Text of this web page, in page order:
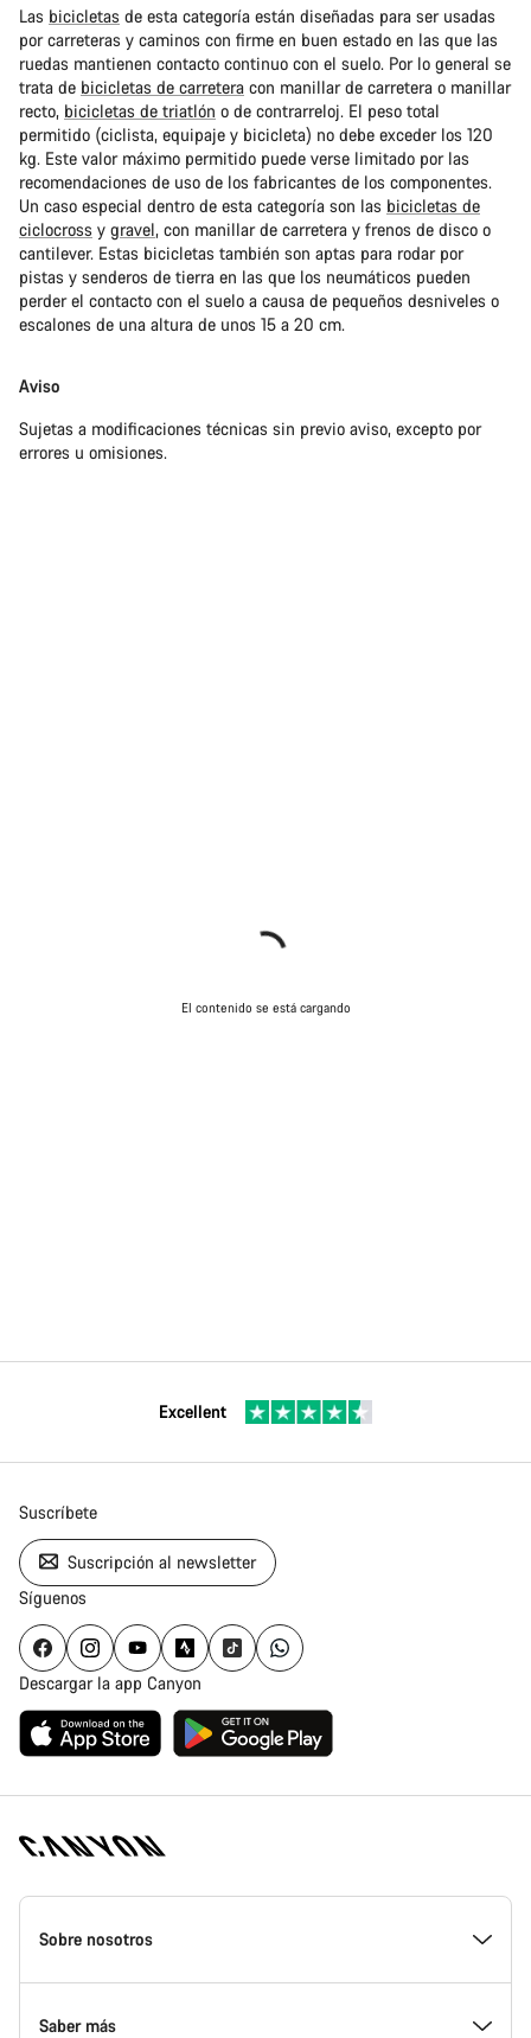
Las bicicletas de esta categoría están diseñadas para ser usadas
por carreteras y caminos con firme en buen estado en las que las
ruedas mantienen contacto continuo con el suelo. Por lo general se
trata de bicicletas de carretera con manillar de carretera o manillar
recto, bicicletas de triatlón o de contrarreloj. El peso total
permitido (ciclista, equipaje y bicicleta) no debe exceder los 120
kg. Este valor máximo permitido puede verse limitado por las
recomendaciones de uso de los fabricantes de los componentes.
Un caso especial dentro de esta categoría son las bicicletas de
ciclocross y gravel, con manillar de carretera y frenos de disco o
cantilever. Estas bicicletas también son aptas para rodar por
pistas y senderos de tierra en las que los neumáticos pueden
perder el contacto con el suelo a causa de pequeños desniveles o
escalones de una altura de unos 15 a 20 cm.
Aviso
Sujetas a modificaciones técnicas sin previo aviso, excepto por
errores u omisiones.
El contenido se está cargando
Excellent
Suscríbete
Suscripción al newsletter
Síguenos
Descargar la app Canyon
Canyon
Homepage
Sobre nosotros
Conoce Canyon
Saber más